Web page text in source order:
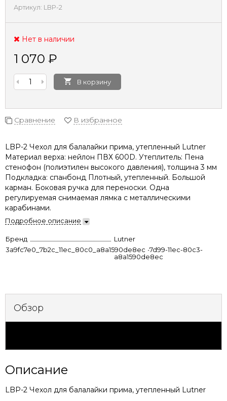
Артикул: LBP-2
Нет в наличии
1 070 ₽
В корзину
Сравнение В избранное
LBP-2 Чехол для балалайки прима, утепленный Lutner
Материал верха: нейлон ПВХ 600D. Утеплитель: Пена
стенофон (полиэтилен высокого давления), толщина 3 мм
Подкладка: спанбонд Плотный, утепленный. Большой
карман. Боковая ручка для переноски. Одна
регулируемая снимаемая лямка с металлическими
карабинами.
Подробное описание
Бренд
Lutner
3a9fc7e0_7b2c_11ec_80c0_a8a1590de8ec0b5d8273-7d99-11ec-80c3-
a8a1590de8ec
Обзор
Описание
LBP-2 Чехол для балалайки прима, утепленный Lutner